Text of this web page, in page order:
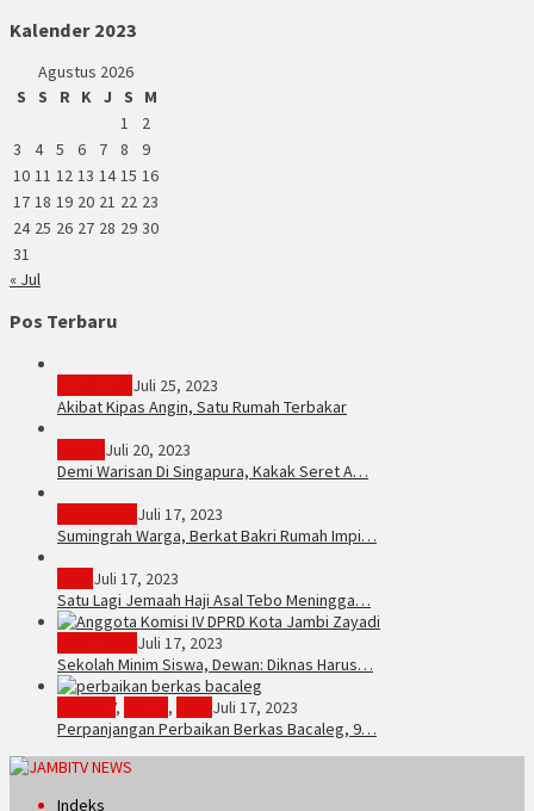
Kalender 2023
Agustus 2026
S
S R K J S
M
1
2
3
4 5 6 7 8
9
10 11 12 13 14 15 16
17 18 19 20 21 22 23
24 25 26 27 28 29 30
31
« Jul
Pos Terbaru
Juli 25, 2023
Akibat Kipas Angin, Satu Rumah Terbakar
Juli 20, 2023
Demi Warisan Di Singapura, Kakak Seret A…
Juli 17, 2023
Sumingrah Warga, Berkat Bakri Rumah Impi…
Juli 17, 2023
Satu Lagi Jemaah Haji Asal Tebo Meningga…
Juli 17, 2023
Sekolah Minim Siswa, Dewan: Diknas Harus…
, ,
Juli 17, 2023
Perpanjangan Perbaikan Berkas Bacaleg, 9…
Indeks